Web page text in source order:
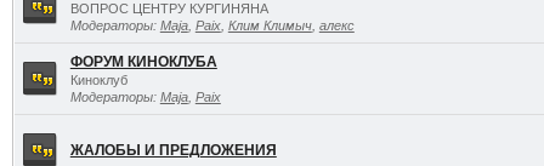
ВОПРОС ЦЕНТРУ КУРГИНЯНА
Модераторы: Maja, Paix, Клим Климыч, алекс
ФОРУМ КИНОКЛУБА
Киноклуб
Модераторы: Maja, Paix
ЖАЛОБЫ И ПРЕДЛОЖЕНИЯ